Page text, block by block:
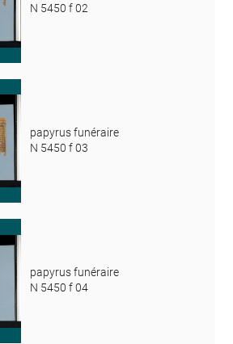
N 5450 f 02
papyrus funéraire
N 5450 f 03
papyrus funéraire
N 5450 f 04